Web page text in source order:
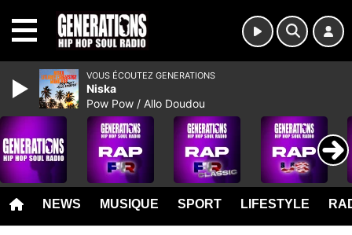
NEWS MUSIQUE SPORT LIFESTYLE
VOUS ÉCOUTEZ GENERATIONS
Niska
Pow Pow / Allo Doudou